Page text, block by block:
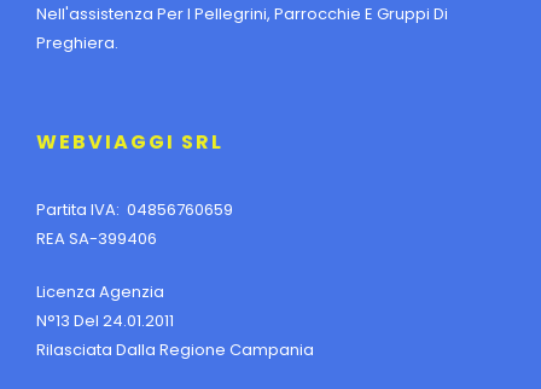
Nell'assistenza Per I Pellegrini, Parrocchie E Gruppi Di
Preghiera.
WEBVIAGGI SRL
Partita IVA: 04856760659
REA SA-399406
Licenza Agenzia
N°13 Del 24.01.2011
Rilasciata Dalla Regione Campania